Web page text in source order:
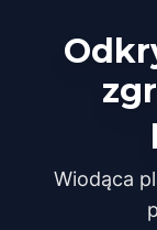
Wiodąca